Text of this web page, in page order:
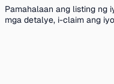
Pamahalaan ang listing ng
mga detalye, i-claim ang